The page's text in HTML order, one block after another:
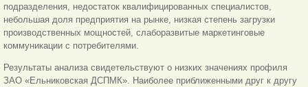
подразделения, недостаток квалифицированных специалистов,
небольшая доля предприятия на рынке, низкая степень загрузки
производственных мощностей, слаборазвитые маркетинговые
коммуникации с потребителями.
Результаты анализа свидетельствуют о низких значениях профиля
ЗАО «Ельниковская ДСПМК». Наиболее приближенными друг к другу